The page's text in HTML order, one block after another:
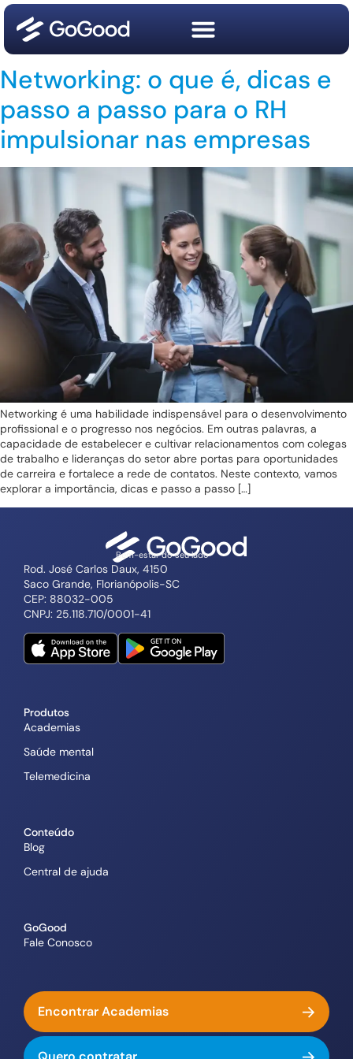
Networking: o que é, dicas e
passo a passo para o RH
impulsionar nas empresas
Networking é uma habilidade indispensável para o desenvolvimento
profissional e o progresso nos negócios. Em outras palavras, a
capacidade de estabelecer e cultivar relacionamentos com colegas
de trabalho e lideranças do setor abre portas para oportunidades
de carreira e fortalece a rede de contatos. Neste contexto, vamos
explorar a importância, dicas e passo a passo […]
Bem-estar do seu lado
Rod. José Carlos Daux, 4150
Saco Grande, Florianópolis-SC
CEP: 88032-005
CNPJ: 25.118.710/0001-41
Produtos
Academias
Saúde mental
Telemedicina
Conteúdo
Blog
Central de ajuda
GoGood
Fale Conosco
Encontrar Academias